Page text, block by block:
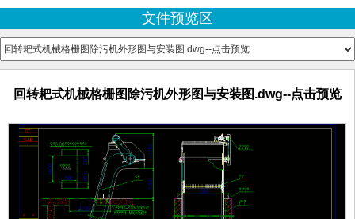
文件预览区
回转耙式机械格栅图除污机外形图与安装图.dwg--点击预览